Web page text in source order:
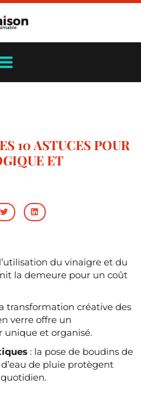
10 ASTUCES POUR
ET
du vinaigre et du
la demeure pour un coût
transformation créative des
verre offre un
et organisé.
: la pose de boudins de
de pluie protègent